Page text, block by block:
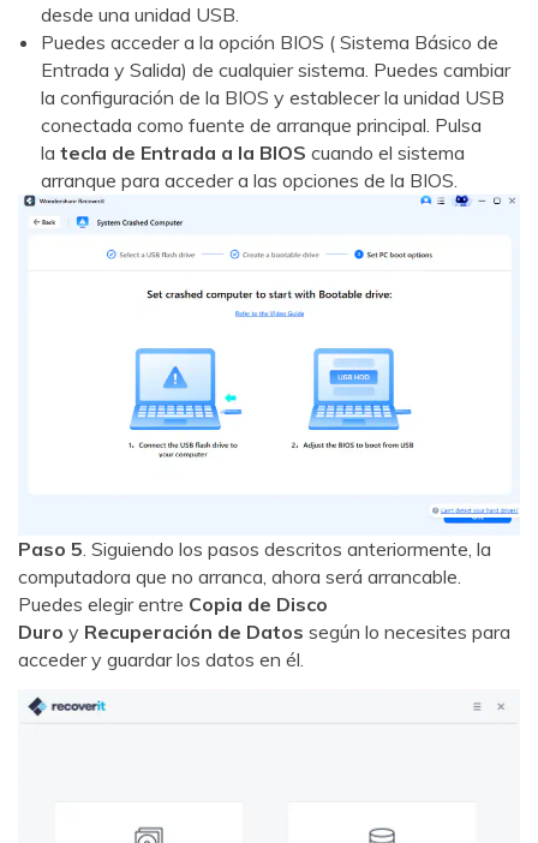
desde una unidad USB.
Puedes acceder a la opción BIOS ( Sistema Básico de
Entrada y Salida) de cualquier sistema. Puedes cambiar
la configuración de la BIOS y establecer la unidad USB
conectada como fuente de arranque principal. Pulsa
la tecla de Entrada a la BIOS cuando el sistema
arranque para acceder a las opciones de la BIOS.
Paso 5. Siguiendo los pasos descritos anteriormente, la
computadora que no arranca, ahora será arrancable.
Puedes elegir entre Copia de Disco
Duro y Recuperación de Datos según lo necesites para
acceder y guardar los datos en él.